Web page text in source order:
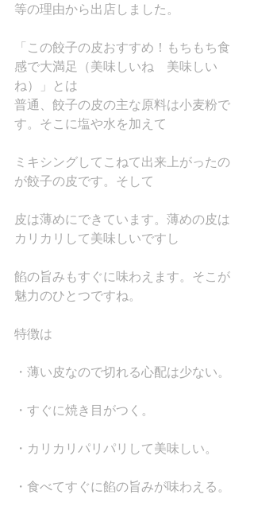
等の理由から出店しました。
「この餃子の皮おすすめ！もちもち食
感で大満足（美味しいね　美味しい
ね）」とは
普通、餃子の皮の主な原料は小麦粉で
す。そこに塩や水を加えて
ミキシングしてこねて出来上がったの
が餃子の皮です。そして
皮は薄めにできています。薄めの皮は
カリカリして美味しいですし
餡の旨みもすぐに味わえます。そこが
魅力のひとつですね。
特徴は
・薄い皮なので切れる心配は少ない。
・すぐに焼き目がつく。
・カリカリパリパリして美味しい。
・食べてすぐに餡の旨みが味わえる。